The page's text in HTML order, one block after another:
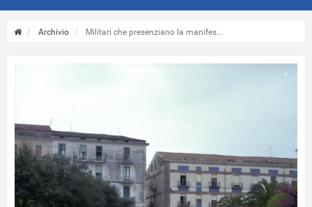
Archivio Militari che presenziano la manifes...